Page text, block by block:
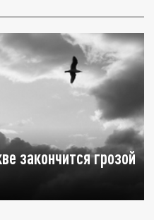
закончится грозой